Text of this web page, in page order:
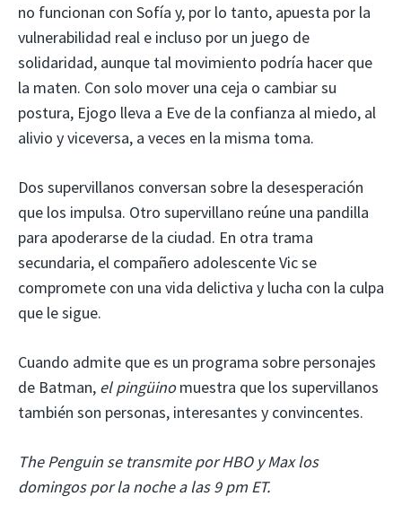
no funcionan con Sofía y, por lo tanto, apuesta por la
vulnerabilidad real e incluso por un juego de
solidaridad, aunque tal movimiento podría hacer que
la maten. Con solo mover una ceja o cambiar su
postura, Ejogo lleva a Eve de la confianza al miedo, al
alivio y viceversa, a veces en la misma toma.
Dos supervillanos conversan sobre la desesperación
que los impulsa. Otro supervillano reúne una pandilla
para apoderarse de la ciudad. En otra trama
secundaria, el compañero adolescente Vic se
compromete con una vida delictiva y lucha con la culpa
que le sigue.
Cuando admite que es un programa sobre personajes
de Batman, el pingüinomuestra que los supervillanos
también son personas, interesantes y convincentes.
The Penguin se transmite por HBO y Max los
domingos por la noche a las 9 pm ET.